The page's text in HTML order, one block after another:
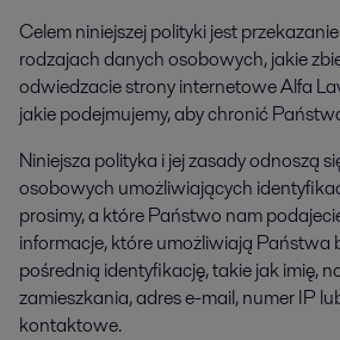
Celem niniejszej polityki jest
rodzajach danych osobowych, jakie
odwiedzacie strony internetowe Alfa
jakie podejmujemy, aby chronić
Niniejsza polityka i jej zasady odnoszą
osobowych umożliwiających
prosimy, a które Państwo nam
informacje, które umożliwiają Państwa
pośrednią identyfikację, takie jak imię,
zamieszkania, adres e-mail, numer IP
kontaktowe.